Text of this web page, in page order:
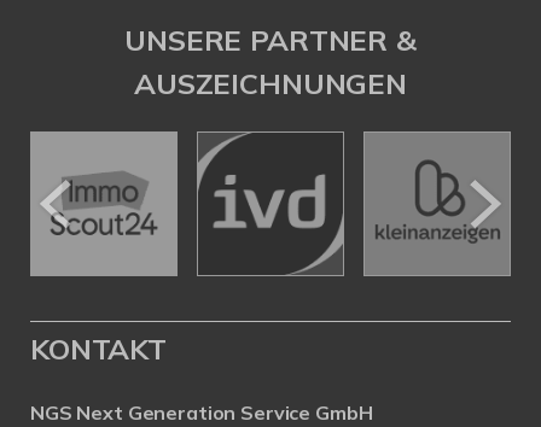
UNSERE PARTNER &
AUSZEICHNUNGEN
KONTAKT
NGS Next Generation Service GmbH